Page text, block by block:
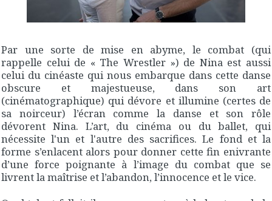
Par une sorte de mise en abyme, le combat (qui
rappelle celui de « The Wrestler ») de Nina est aussi
celui du cinéaste qui nous embarque dans cette danse
obscure et majestueuse, dans son art
(cinématographique) qui dévore et illumine (certes de
sa noirceur) l’écran comme la danse et son rôle
dévorent Nina. L’art, du cinéma ou du ballet, qui
nécessite l'un et l'autre des sacrifices. Le fond et la
forme s’enlacent alors pour donner cette fin enivrante
d’une force poignante à l’image du combat que se
livrent la maîtrise et l’abandon, l’innocence et le vice.